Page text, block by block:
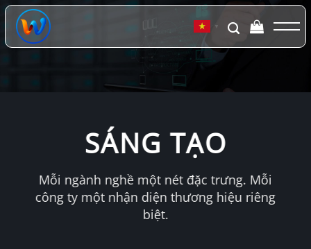
Chuyển
đến
dung
▼
SÁNG TẠO
Mỗi ngành nghề một nét đặc trưng. Mỗi
công ty một nhận diện thương hiệu riêng
biệt.